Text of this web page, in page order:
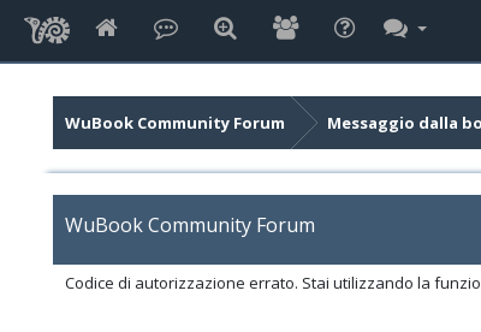
WuBook Community Forum Messaggio dalla
WuBook Community Forum
Codice di autorizzazione errato. Stai utilizzando la